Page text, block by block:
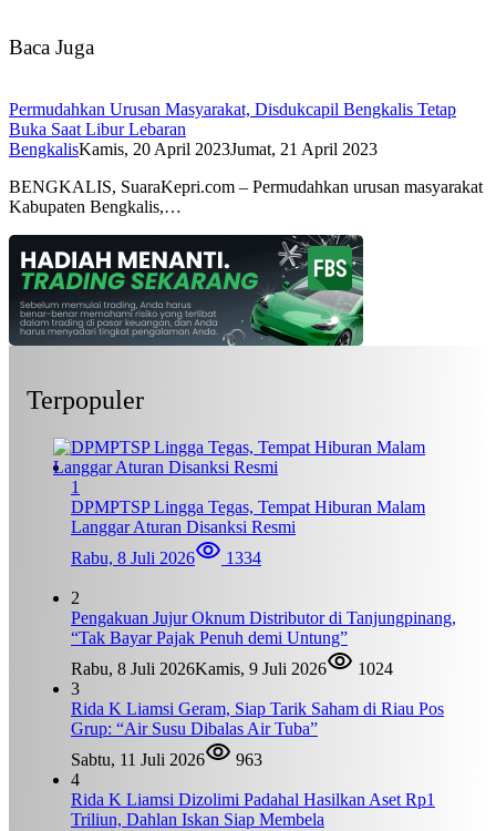
Baca Juga
Permudahkan Urusan Masyarakat, Disdukcapil Bengkalis Tetap
Buka Saat Libur Lebaran
BengkalisKamis, 20 April 2023Jumat, 21 April 2023
BENGKALIS, SuaraKepri.com – Permudahkan urusan masyarakat
Kabupaten Bengkalis,…
Terpopuler
1
DPMPTSP Lingga Tegas, Tempat Hiburan Malam
Langgar Aturan Disanksi Resmi
Rabu, 8 Juli 2026
1334
2
Pengakuan Jujur Oknum Distributor di Tanjungpinang,
“Tak Bayar Pajak Penuh demi Untung”
Rabu, 8 Juli 2026Kamis, 9 Juli 2026
1024
3
Rida K Liamsi Geram, Siap Tarik Saham di Riau Pos
Grup: “Air Susu Dibalas Air Tuba”
Sabtu, 11 Juli 2026
963
4
Rida K Liamsi Dizolimi Padahal Hasilkan Aset Rp1
Triliun, Dahlan Iskan Siap Membela